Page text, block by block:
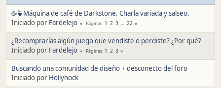
☕🍵Máquina de café de Darkstone. Charla variada y salseo.
Iniciado por Fardelejo Páginas 1 2 3 ... 22
¿Recomprarías algún juego que vendiste o perdiste? ¿Por qué?
Iniciado por Fardelejo Páginas 1 2 3
Buscando una comunidad de diseño + desconecto del foro
Iniciado por Hollyhock